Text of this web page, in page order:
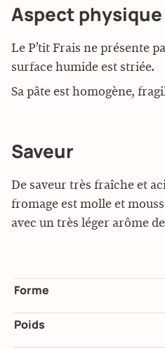
Aspect physique
Le P’tit Frais ne présente
surface humide est striée.
Sa pâte est homogène,
Saveur
De saveur très fraîche et
fromage est molle et
avec un très léger arôme
Forme
Poids